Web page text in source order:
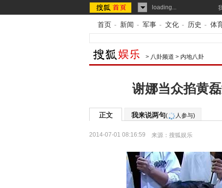
loading...
首页 - 新闻 - 军事 - 文化 - 历史 - 体
> 八卦频道 > 内地八卦
谢娜当众掐黄
正文 我来说两句( 人参与)
2014-07-01 08:16:59 来源： 搜狐娱乐